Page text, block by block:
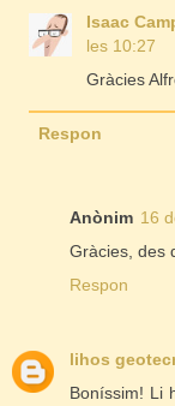
Isaac
les 10:27
Gràcies
Respon
Anònim 16
Gràcies, des
Respon
lihos
Boníssim! Li